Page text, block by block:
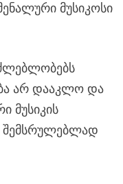
მუსიკოსი
არ დააკლო და
მუსიკის
შემსრულებლად